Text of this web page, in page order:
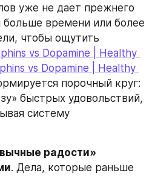
уже не дает прежнего
больше времени или более
чтобы ощутить
vs Dopamine | Healthy
vs Dopamine | Healthy
порочный круг:
быстрых удовольствий,
систему
радости»
. Дела, которые раньше